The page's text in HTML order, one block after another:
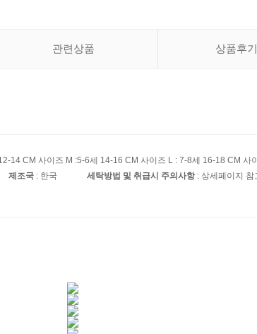
관련상품 상품후기
14 CM 사이즈 M :5-6세 14-16 CM 사이즈 L : 7-8세 16-18 CM 사
제조국 : 한국 세탁방법 및 취급시 주의사항: 상세페이지 참